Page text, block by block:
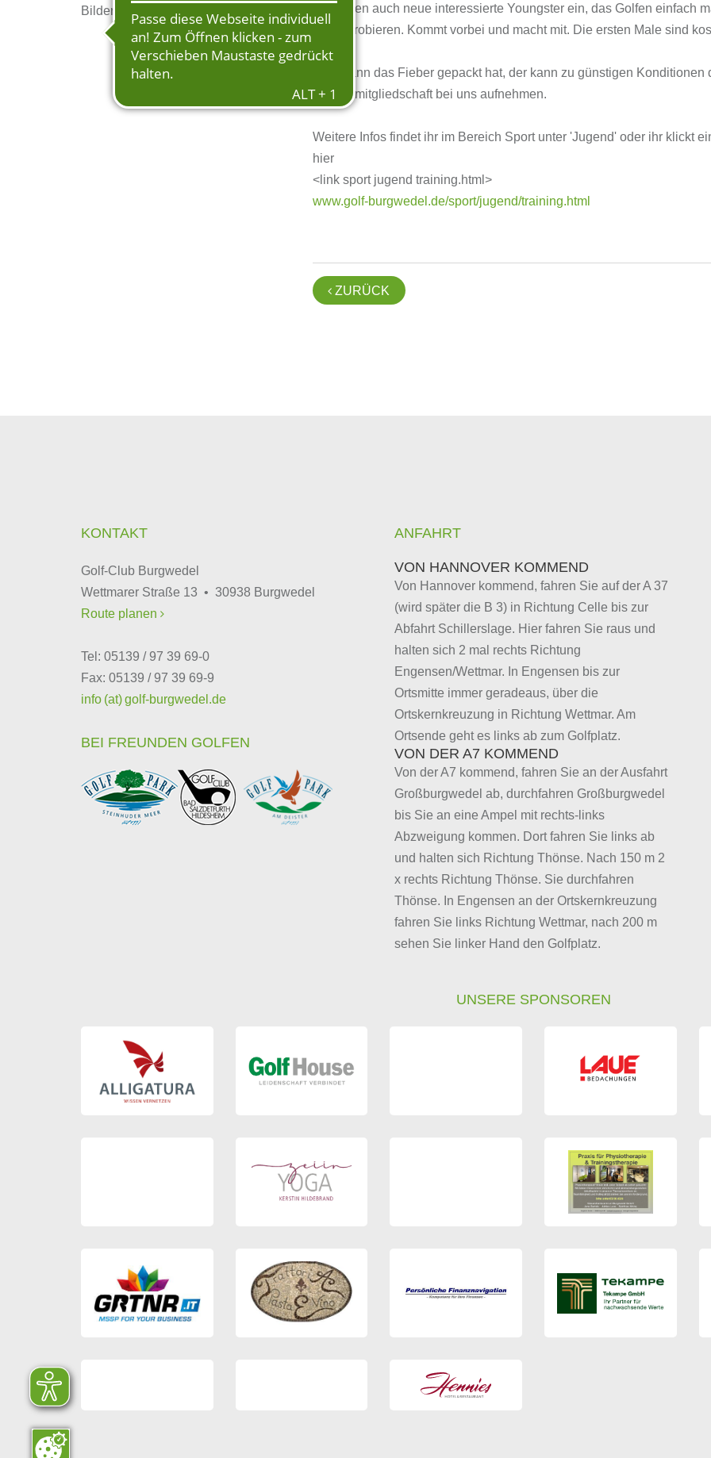
Bildergalerie
und laden auch neue interessierte Youngster ein, das Golfen einfach
auszuprobieren. Kommt vorbei und macht mit. Die ersten Male sind
Wen dann das Fieber gepackt hat, der kann zu günstigen Konditionen
Jugendmitgliedschaft bei uns aufnehmen.
Weitere Infos findet ihr im Bereich Sport unter 'Jugend' oder ihr klickt
hier
<link sport jugend training.html>
www.golf-burgwedel.de/sport/jugend/training.html
 ZURÜCK
KONTAKT
Golf-Club Burgwedel
Wettmarer Straße 13 • 30938 Burgwedel
Route planen 
Tel: 05139 / 97 39 69-0
Fax: 05139 / 97 39 69-9
info (at) golf-burgwedel.de
BEI FREUNDEN GOLFEN
ANFAHRT
VON HANNOVER KOMMEND
Von Hannover kommend, fahren Sie auf der A 37
(wird später die B 3) in Richtung Celle bis zur
Abfahrt Schillerslage. Hier fahren Sie raus und
halten sich 2 mal rechts Richtung
Engensen/Wettmar. In Engensen bis zur
Ortsmitte immer geradeaus, über die
Ortskernkreuzung in Richtung Wettmar. Am
Ortsende geht es links ab zum Golfplatz.
VON DER A7 KOMMEND
Von der A7 kommend, fahren Sie an der Ausfahrt
Großburgwedel ab, durchfahren Großburgwedel
bis Sie an eine Ampel mit rechts-links
Abzweigung kommen. Dort fahren Sie links ab
und halten sich Richtung Thönse. Nach 150 m 2
x rechts Richtung Thönse. Sie durchfahren
Thönse. In Engensen an der Ortskernkreuzung
fahren Sie links Richtung Wettmar, nach 200 m
sehen Sie linker Hand den Golfplatz.
UNSERE SPONSOREN